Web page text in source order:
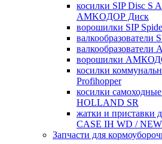
косилки SIP Disc S
AMKOДОР Диск
ворошилки SIP
валкообразователи
ворошилки
косилки
Profihopper
косилки
HOLLAND SR
жатки и приставки
CASE IH WD /
Запчасти для